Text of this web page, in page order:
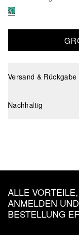
Versand & Rückgabe
Nachhaltig
ALLE
ANMELDEN
BESTELLUNG